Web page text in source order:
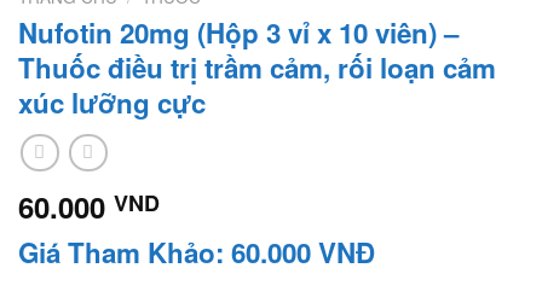
Nufotin 20mg (Hộp 3 vỉ x 10 viên) –
Thuốc điều trị trầm cảm, rối loạn cảm
xúc lưỡng cực
60.000 VND
Giá Tham Khảo: 60.000 VNĐ